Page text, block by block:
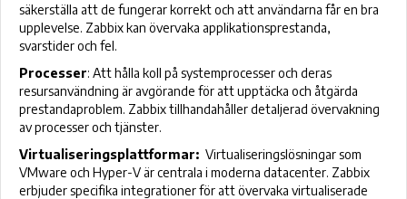
säkerställa att de fungerar korrekt och att användarna får en bra
upplevelse. Zabbix kan övervaka applikationsprestanda,
svarstider och fel.
Processer: Att hålla koll på systemprocesser och deras
resursanvändning är avgörande för att upptäcka och åtgärda
prestandaproblem. Zabbix tillhandahåller detaljerad övervakning
av processer och tjänster.
Virtualiseringsplattformar: Virtualiseringslösningar som
VMware och Hyper-V är centrala i moderna datacenter. Zabbix
erbjuder specifika integrationer för att övervaka virtualiserade